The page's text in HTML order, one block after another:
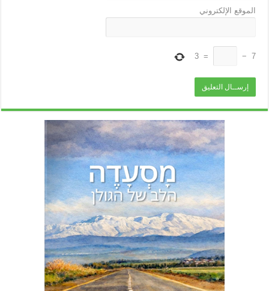
الموقع الإلكتروني
7
−
=
3